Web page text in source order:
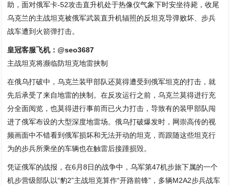
助，面对俄军卡-52攻击直升机处于热像仪气象下时安坐待毙，收尾
乌克兰的主战坦克被俄军武装直升机辐照的反坦克导弹败坏、步兵
战车遭到火箭弹打击。
皇冠客服飞机：@seo3687
主战坦克将濒临防坦克地雷挟制
在俄乌打破中，乌克兰装甲部队还莫得遭受到俄军坦克的打击，就
先后承受了来自地雷的挟制。在反攻运行之前，乌克兰莫得进行充
分全面阅览，也莫得进行事前而已火力打击，导致有的装甲部队闯
进了俄军布设的大型深度地雷场。俄乌打破爆发时，网崇高传的视
频画面中不错看到俄军损坏和无法开动的坦克，而跟随这些坦克行
为的步兵所乘坐的车辆也在触雷后接踵损毁。
凭证俄军的战报，在6月8日的战争中，乌军第47机步旅下属的一个
机步营级部队以“豹2”主战坦克算作“开路前锋”，多辆M2A2步兵战车